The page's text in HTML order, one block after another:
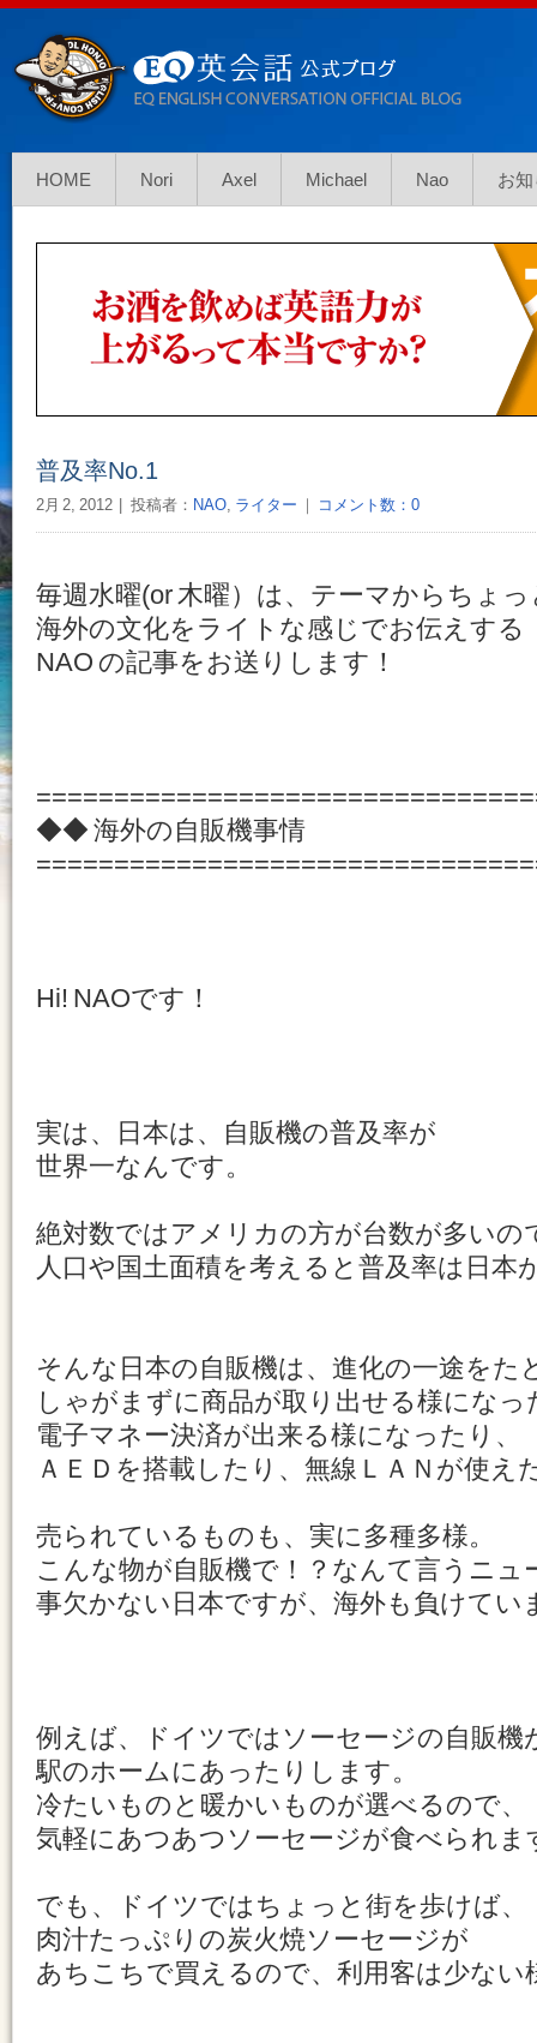
HOME Nori Axel Michael Nao お
普及率No.1
2月 2, 2012 投稿者： NAO, ライター ｜ コメント数：0
毎週水曜(or 木曜）は、テーマからちょ
海外の文化をライトな感じでお伝えする
NAO の記事をお送りします！
◆◆ 海外の自販機事情
Hi! NAOです！
実は、日本は、自販機の普及率が
世界一なんです。
絶対数ではアメリカの方が台数が多いの
人口や国土面積を考えると普及率は日本
そんな日本の自販機は、進化の一途をた
しゃがまずに商品が取り出せる様になっ
電子マネー決済が出来る様になったり、
ＡＥＤを搭載したり、無線ＬＡＮが使え
売られているものも、実に多種多様。
こんな物が自販機で！？なんて言うニュ
事欠かない日本ですが、海外も負けてい
例えば、ドイツではソーセージの自販機
駅のホームにあったりします。
冷たいものと暖かいものが選べるので、
気軽にあつあつソーセージが食べられま
でも、ドイツではちょっと街を歩けば、
肉汁たっぷりの炭火焼ソーセージが
あちこちで買えるので、利用客は少ない